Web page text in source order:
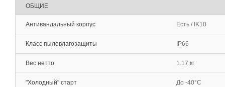
ОБЩИЕ
Антивандальный корпус Есть / IK10
Класс пылевлагозащиты IP66
Вес нетто 1.17 кг
"Холодный" старт До -40°С